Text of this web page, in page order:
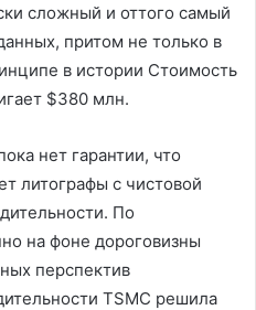
сложный и оттого самый
притом не только в
в истории Стоимость
$380 млн.
нет гарантии, что
литографы с чистовой
По
на фоне дороговизны
перспектив
TSMC решила